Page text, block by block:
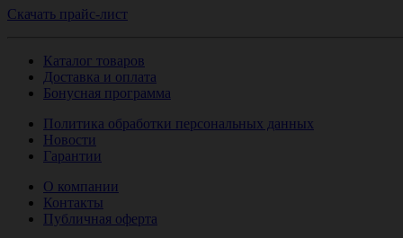
Скачать прайс-лист
Каталог товаров
Доставка и оплата
Бонусная программа
Политика обработки персональных данных
Новости
Гарантии
О компании
Контакты
Публичная оферта